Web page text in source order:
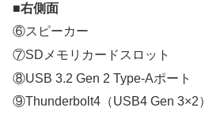
■右側面
⑥スピーカー
⑦SDメモリカードスロット
⑧USB 3.2 Gen 2 Type-Aポート
⑨Thunderbolt4（USB4 Gen 3×2